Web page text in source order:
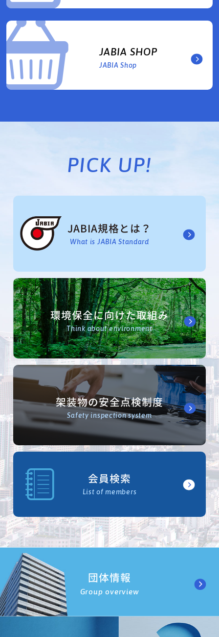
JABIA SHOP
JABIA Shop
PICK UP!
JABIA規格とは？
What is JABIA Standard
環境保全に向けた取組み
Think about environment
架装物の安全点検制度
Safety inspection system
会員検索
List of members
団体情報
Group overview